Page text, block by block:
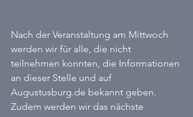
Nach der Veranstaltung am Mittwoch
werden wir für alle, die nicht
teilnehmen konnten, die Informationen
an dieser Stelle und auf
Augustusburg.de bekannt geben.
Zudem werden wir das nächste